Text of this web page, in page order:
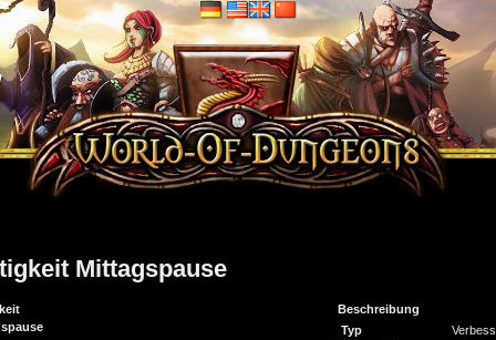
Mittagspause
Beschreibung
Typ